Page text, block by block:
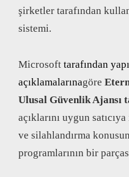
şirketler tarafından
sistemi.
Microsoft tarafından
açıklamalarınagöre
Ulusal Güvenlik Ajansı
açıklarını uygun
ve silahlandırma
programlarının bir